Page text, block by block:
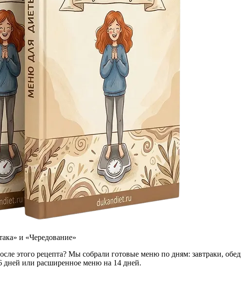
и «Чередование»
этого рецепта? Мы собрали готовые меню по дням: завтраки,
дней или расширенное меню на 14 дней.